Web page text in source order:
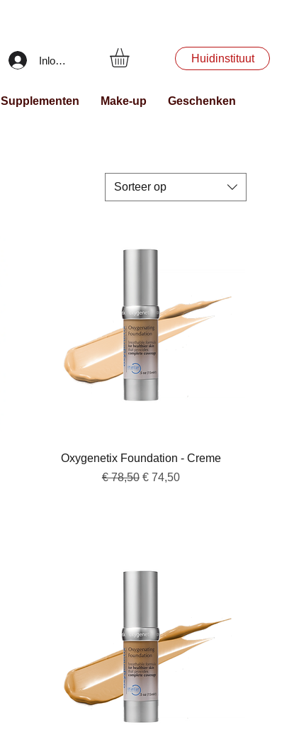
Huidinstituut
Inloggen
Supplementen Make-up Geschenken
Sorteer op
Snel overzicht
Oxygenetix Foundation - Creme
Normale prijs
€ 78,50 Verkoopprijs
€ 74,50